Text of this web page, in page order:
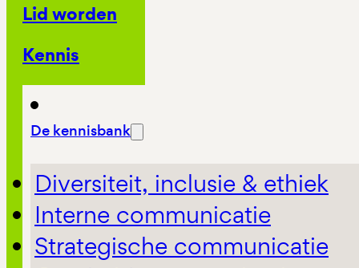
Lid worden
Kennis
De kennisbank
Diversiteit, inclusie & ethiek
Interne communicatie
Strategische communicatie